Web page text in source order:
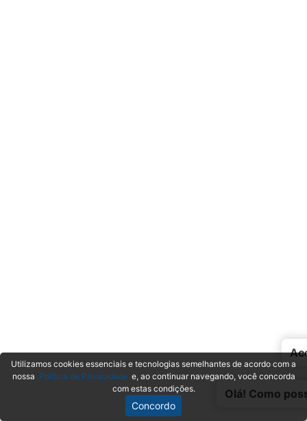
Olá! Como
Utilizamos cookies essenciais e tecnologias semelhantes de acordo com a
nossa Política de Privacidadee, ao continuar navegando, você concorda
com estas condições.
Concordo